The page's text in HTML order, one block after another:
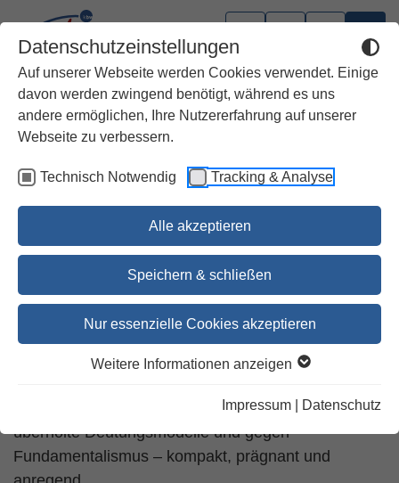
Datenschutzeinstellungen
Auf unserer Webseite werden Cookies verwendet. Einige
davon werden zwingend benötigt, während es uns
andere ermöglichen, Ihre Nutzererfahrung auf unserer
Webseite zu verbessern.
Technisch Notwendig Tracking & Analyse
Alle akzeptieren
Speichern & schließen
Nur essenzielle Cookies akzeptieren
Weitere Informationen anzeigen
Impressum Datenschutz
Bibel diskutiert
Neugierig auf Bibel?
Diese kleine populärwissenschaftliche Reihe
möchte interessierte Menschen (wieder) neugierig
auf die Bibel machen:
In kurzer, unkomplizierter und gut verständlicher
Form behandeln die Bände Themen, die aktuell in
Exegese, Theologie, Kirche und Gesellschaft
Argumente gegen moralisierende Auslegungen,
überholte Deutungsmodelle und gegen
Fundamentalismus – kompakt, prägnant und